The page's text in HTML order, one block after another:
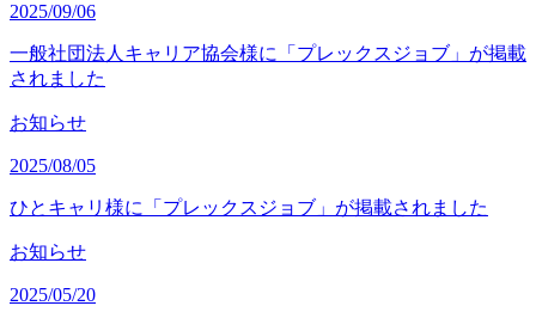
2025/09/06
一般社団法人キャリア協会様に「プレックスジョブ」が掲載
されました
お知らせ
2025/08/05
ひとキャリ様に「プレックスジョブ」が掲載されました
お知らせ
2025/05/20